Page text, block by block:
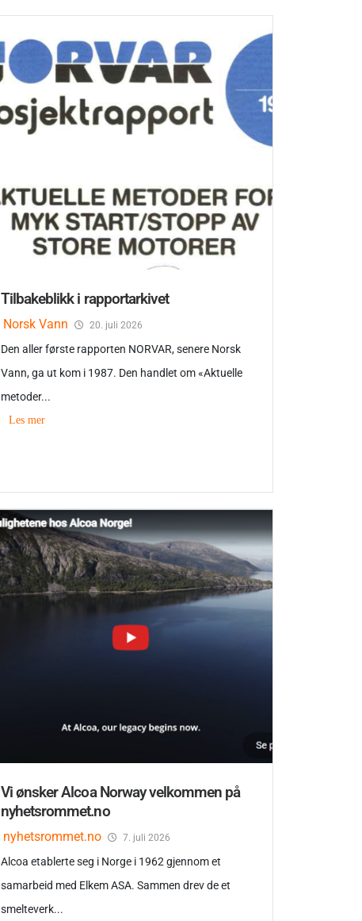
Tilbakeblikk i rapportarkivet
Norsk Vann 20. juli 2026
Den aller første rapporten NORVAR, senere Norsk
Vann, ga ut kom i 1987. Den handlet om «Aktuelle
metoder...
Les mer
Vi ønsker Alcoa Norway velkommen på
nyhetsrommet.no
nyhetsrommet.no 7. juli 2026
Alcoa etablerte seg i Norge i 1962 gjennom et
samarbeid med Elkem ASA. Sammen drev de et
smelteverk...